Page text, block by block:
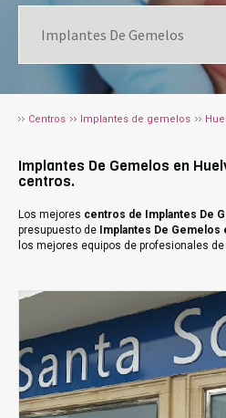
Centros Implantes de gemelos
Implantes De Gemelos en
centros.
Los mejores centros de Implantes De
presupuesto de Implantes De Gemelos
los mejores equipos de profesionales